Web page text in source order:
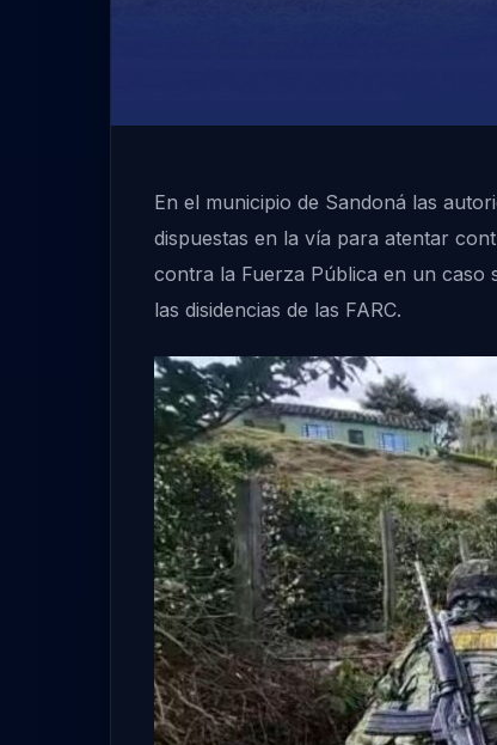
En el municipio de Sandoná las
dispuestas en la vía para atentar
contra la Fuerza Pública en un caso
las disidencias de las FARC.